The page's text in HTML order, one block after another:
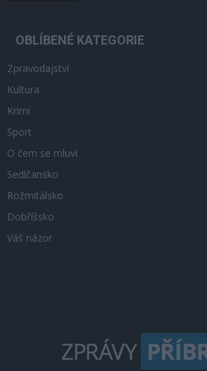
OBLÍBENÉ KATEGORIE
Zpravodajství
Kultura
Krimi
Sport
O čem se mluví
Sedlčansko
Rožmitálsko
Dobříšsko
Váš názor